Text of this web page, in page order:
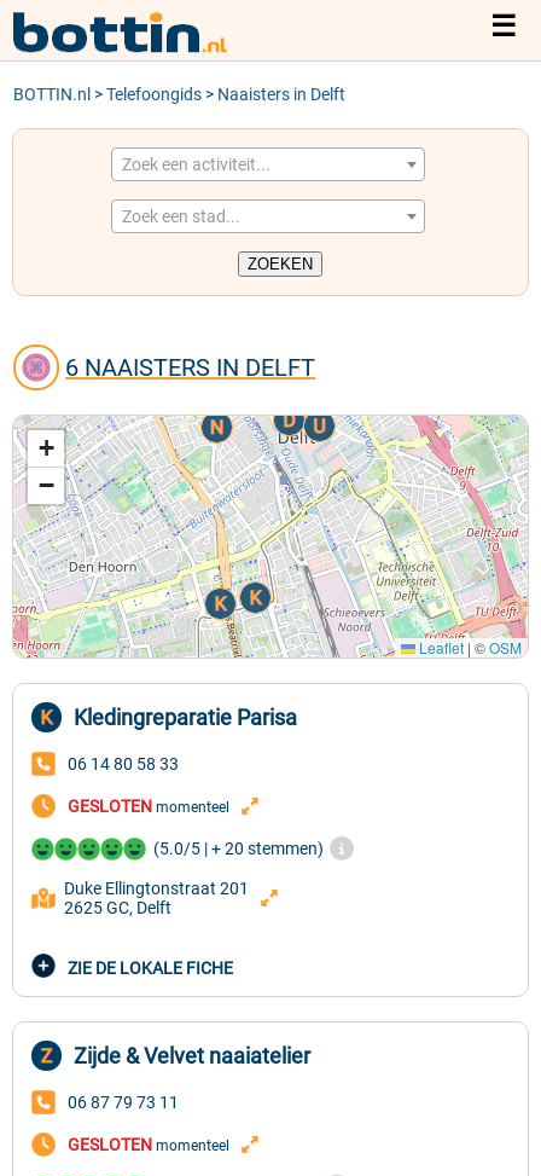
☰
TELEFOONGIDS
ACTIVITEITEN
BOTTIN.nl >Telefoongids > Naaisters in Delft
Zoek een activiteit...
Zoek een stad...
6 NAAISTERS IN DELFT
+
−
Leaflet | ©OSM
Kledingreparatie Parisa
06 14 80 58 33
GESLOTEN momenteel
(5.0/5 | + 20 stemmen)
Duke Ellingtonstraat 201
2625 GC, Delft
ZIE DE LOKALE FICHE
Zijde & Velvet naaiatelier
06 87 79 73 11
GESLOTEN momenteel